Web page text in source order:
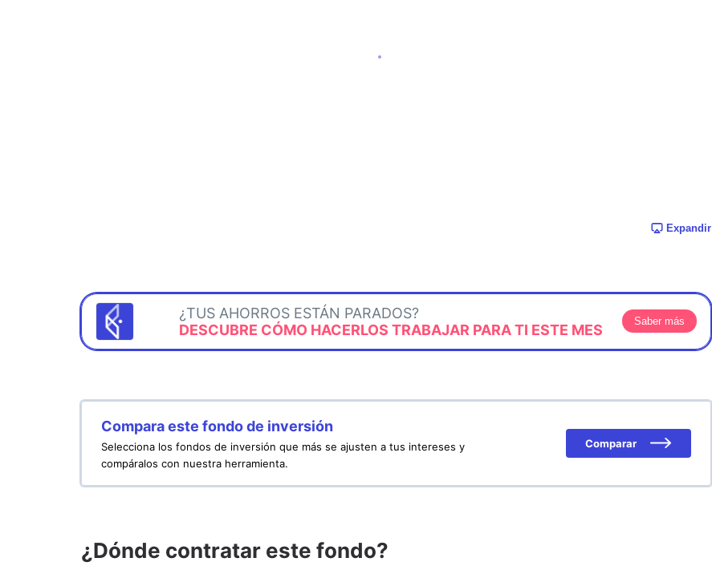
Expandir
¿TUS AHORROS ESTÁN PARADOS?
DESCUBRE CÓMO HACERLOS TRABAJAR PARA TI ESTE MES
Saber más
Compara este fondo de inversión
Selecciona los fondos de inversión que más se ajusten a tus intereses y
compáralos con nuestra herramienta.
Comparar
¿Dónde contratar este fondo?